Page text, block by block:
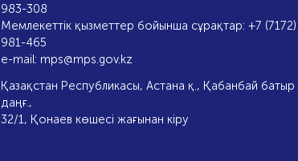
983-308
Мемлекеттік қызметтер бойынша сұрақтар: +7 (7172)
981-465
e-mail: mps@mps.gov.kz
Қазақстан Республикасы, Астана қ., Қабанбай батыр
даңғ.,
32/1, Қонаев көшесі жағынан кіру